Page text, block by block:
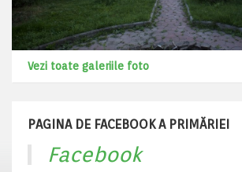
Vezi toate galeriile foto
PAGINA DE FACEBOOK A PRIMĂRIEI
Facebook